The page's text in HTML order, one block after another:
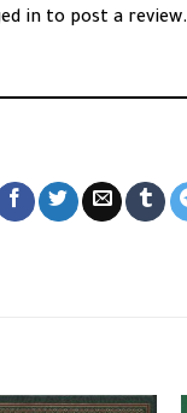
in to post a review.